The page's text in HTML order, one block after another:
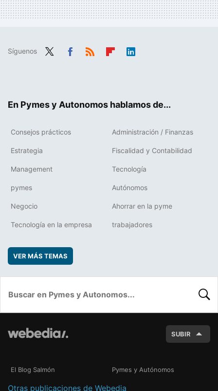
Síguenos
En Pymes y Autonomos hablamos de...
Consejos prácticos Administración / Finanzas
Estrategia Fiscalidad y Contabilidad
Management Tecnología
pymes Autónomos
Negocio Ahorrar en la pyme
Tecnología en la empresa trabajadores
VER MÁS TEMAS
SUBIR
El Blog Salmón Pymes y Autónomos
Otras publicaciones de Webedia